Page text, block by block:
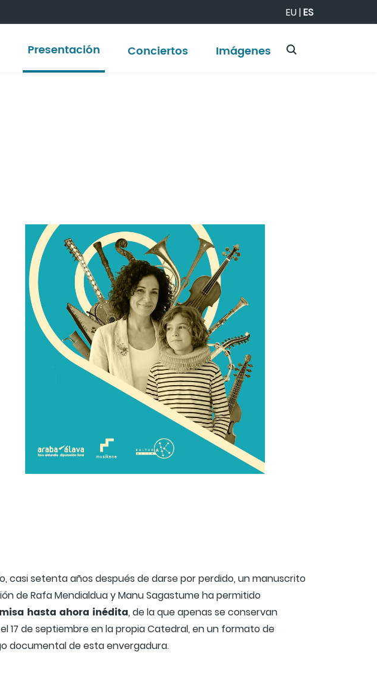
EU|ES
Presentación Conciertos Imágenes
casi setenta años después de darse por perdido, un manuscrito
de Rafa Mendialdua y Manu Sagastume ha permitido
misa hasta ahora inédita, de la que apenas se conservan
17 de septiembre en la propia Catedral, en un formato de
documental de esta envergadura.